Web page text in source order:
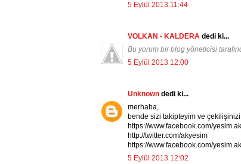
5 Eylül 2013 11:44
VOLKAN - KALDERA dedi ki...
Bu yorum bir blog yöneticisi
5 Eylül 2013 12:00
Unknown dedi ki...
merhaba,
bende sizi takipteyim ve çekilişinizi
https://www.facebook.com/
http://twitter.com/akyesim
https://www.facebook.com/
5 Eylül 2013 12:02